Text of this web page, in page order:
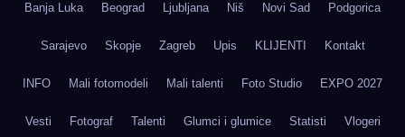
Banja Luka Beograd Ljubljana Niš Novi Sad Podgorica
Sarajevo Skopje Zagreb Upis KLIJENTI Kontakt
INFO Mali fotomodeli Mali talenti Foto Studio EXPO 2027
Vesti Fotograf Talenti Glumci i glumice Statisti Vlogeri